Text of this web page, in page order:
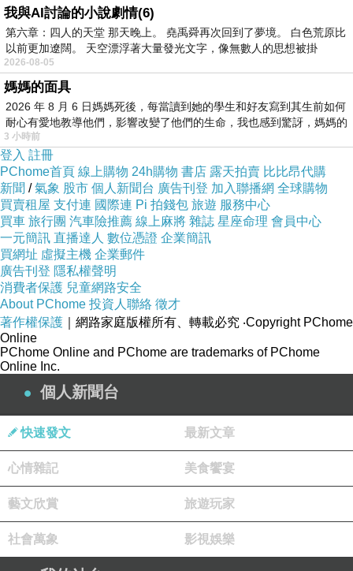
我與AI討論的小說劇情(6)
第六章：四人的天堂 那天晚上。 堯禹舜再次回到了夢境。 白色荒原比
以前更加遼闊。 天空漂浮著大量發光文字，像無數人的思想被掛
2026-08-05
媽媽的面具
2026 年 8 月 6 日媽媽死後，每當讀到她的學生和好友寫到其生前如何
耐心有愛地教導他們，影響改變了他們的生命，我也感到驚訝，媽媽的
3 小時前
登入 註冊
PChome首頁 線上購物 24h購物 書店 露天拍賣 比比昂代購
新聞 /氣象 股市 個人新聞台 廣告刊登 加入聯播網 全球購物
買賣租屋 支付連 國際連 Pi 拍錢包 旅遊 服務中心
買車 旅行團 汽車險推薦 線上麻將 雜誌 星座命理 會員中心
一元簡訊 直播達人 數位憑證 企業簡訊
買網址 虛擬主機 企業郵件
廣告刊登 隱私權聲明
消費者保護 兒童網路安全
About PChome 投資人聯絡 徵才
著作權保護 ｜網路家庭版權所有、轉載必究 ‧Copyright PChome
Online
PChome Online and PChome are trademarks of PChome
Online Inc.
個人新聞台
快速發文 最新文章
心情雜記 美食饗宴
藝文欣賞 旅遊玩家
社會萬象 影視娛樂